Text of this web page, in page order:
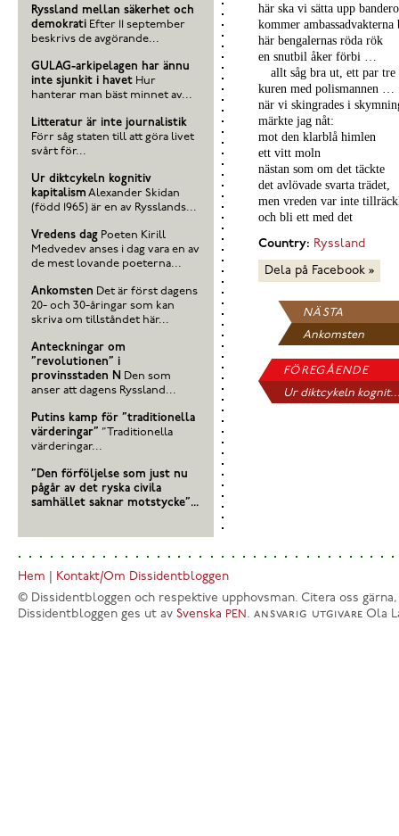
här ska vi sätta upp
kommer ambassadvakterna
här bengalernas röda rök
en snutbil åker förbi …
allt såg bra ut, ett par
kuren med polismannen …
när vi skingrades i
märkte jag nåt:
mot den klarblå himlen
ett vitt moln
nästan som om det täckte
det avlövade svarta trädet,
men vreden var inte
och bli ett med det
Country: Ryssland
Dela på Facebook »
NÄSTA
Ankomsten
FÖREGÅENDE
Ur diktcykeln
Ryssland mellan säkerhet och
demokrati Efter 11 september
beskrivs de avgörande...
GULAG-arkipelagen har ännu
inte sjunkit i havet Hur
hanterar man bäst minnet av...
Litteratur är inte journalistik
Förr såg staten till att göra livet
svårt för...
Ur diktcykeln kognitiv
kapitalism Alexander Skidan
(född 1965) är en av Rysslands...
Vredens dag Poeten Kirill
Medvedev anses i dag vara en av
de mest lovande poeterna...
Ankomsten Det är först dagens
20- och 30-åringar som kan
skriva om tillståndet här...
Anteckningar om
”revolutionen” i
provinsstaden N Den som
anser att dagens Ryssland...
Putins kamp för ”traditionella
värderingar” ”Traditionella
värderingar...
”Den förföljelse som just nu
pågår av det ryska civila
samhället saknar motstycke”...
Hem
Kontakt/Om Dissidentbloggen
© Dissidentbloggen och respektive upphovsman. Citera oss
Dissidentbloggen ges ut av Svenska PEN . ansvarig utgivare Ola